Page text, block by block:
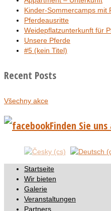
Kinder-Sommercamps mit
Pferdeausritte
Weidepflatzunterkunft für
Unsere Pferde
#5 (kein Titel)
Recent Posts
Všechny akce
Finden Sie
Startseite
Wir bieten
Galerie
Veranstaltungen
Partners